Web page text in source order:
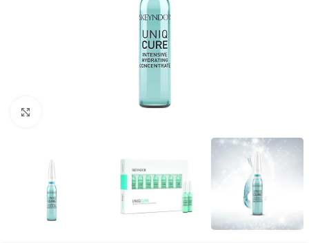
Spustelėkite, kad padidintumėte